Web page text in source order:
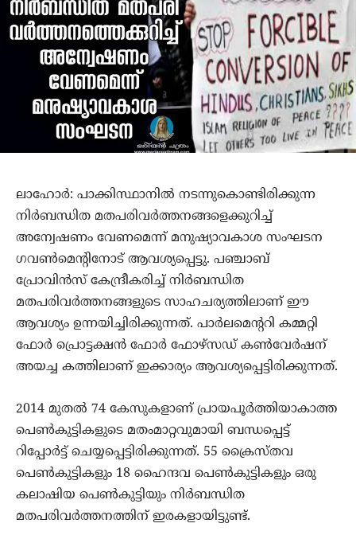
ലാഹോര്‍: പാക്കിസ്ഥാനില്‍ നടന്നുകൊണ്ടിരിക്കുന്ന
നിര്‍ബന്ധിത മതപരിവര്‍ത്തനങ്ങളെക്കുറിച്ച്
അന്വേഷണം വേണമെന്ന് മനുഷ്യാവകാശ സംഘടന
ഗവണ്‍മെന്റിനോട് ആവശ്യപ്പെട്ടു. പഞ്ചാബ്
പ്രോവിന്‍സ് കേന്ദ്രീകരിച്ച് നിര്‍ബന്ധിത
മതപരിവര്‍ത്തനങ്ങളുടെ സാഹചര്യത്തിലാണ് ഈ
ആവശ്യം ഉന്നയിച്ചിരിക്കുന്നത്. പാര്‍ലമെന്ററി കമ്മറ്റി
ഫോര്‍ പ്രൊട്ടക്ഷന്‍ ഫോര്‍ ഫോഴ്‌സഡ് കണ്‍വേര്‍ഷന്
അയച്ച കത്തിലാണ് ഇക്കാര്യം ആവശ്യപ്പെട്ടിരിക്കുന്നത്.
2014 മുതല്‍ 74 കേസുകളാണ് പ്രായപൂര്‍ത്തിയാകാത്ത
പെണ്‍കുട്ടികളുടെ മതംമാറ്റവുമായി ബന്ധപ്പെട്ട്
റിപ്പോര്‍ട്ട് ചെയ്യപ്പെട്ടിരിക്കുന്നത്. 55 ക്രൈസ്തവ
പെണ്‍കുട്ടികളും 18 ഹൈന്ദവ പെണ്‍കുട്ടികളും ഒരു
കലാഷിയ പെണ്‍കുട്ടിയും നിര്‍ബന്ധിത
മതപരിവര്‍ത്തനത്തിന് ഇരകളായിട്ടുണ്ട്.